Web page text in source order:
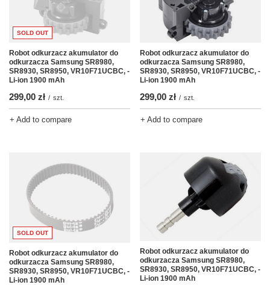
SOLD OUT
Robot odkurzacz akumulator do
odkurzacza Samsung SR8980,
SR8930, SR8950, VR10F71UCBC, -
Li-ion 1900 mAh
299,00 zł / szt.
+ Add to compare
Robot odkurzacz akumulator do
odkurzacza Samsung SR8980,
SR8930, SR8950, VR10F71UCBC, -
Li-ion 1900 mAh
299,00 zł / szt.
+ Add to compare
SOLD OUT
Robot odkurzacz akumulator do
odkurzacza Samsung SR8980,
SR8930, SR8950, VR10F71UCBC, -
Li-ion 1900 mAh
Robot odkurzacz akumulator do
odkurzacza Samsung SR8980,
SR8930, SR8950, VR10F71UCBC, -
Li-ion 1900 mAh